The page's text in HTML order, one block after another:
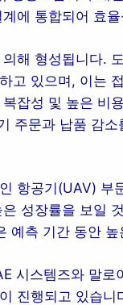
에 통합되어 효
해 형성됩니다.
고 있으며, 이는
잡성 및 높은 비
주문과 납품 감
항공기(UAV) 부
성장률을 보일
예측 기간 동안
시스템즈와 말
진행되고 있습